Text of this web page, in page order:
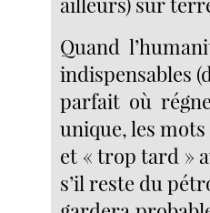
Quand
indispensables
parfait où
unique, les
et « trop tard »
s’il reste du